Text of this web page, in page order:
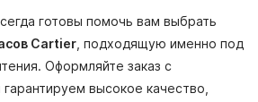
готовы помочь вам выбрать
Cartier , подходящую именно под
Оформляйте заказ с
высокое качество,